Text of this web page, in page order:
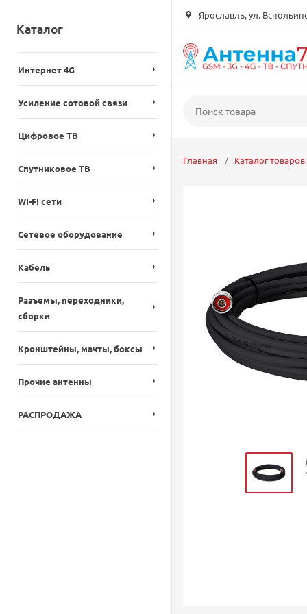
Ярославль, ул.
Каталог
Интернет 4G
Усиление сотовой связи
Цифровое ТВ
Спутниковое ТВ
WI-FI сети
Сетевое оборудование
Кабель
Разъемы, переходники,
сборки
Кронштейны, мачты, боксы
Прочие антенны
РАСПРОДАЖА
Главная Каталог товаров